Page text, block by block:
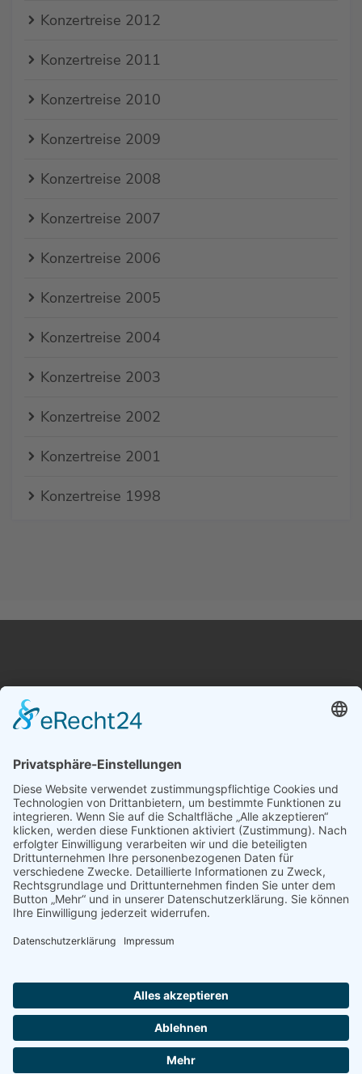
Konzertreise 2012
Konzertreise 2011
Konzertreise 2010
Konzertreise 2009
Konzertreise 2008
Konzertreise 2007
Konzertreise 2006
Konzertreise 2005
Konzertreise 2004
Konzertreise 2003
Konzertreise 2002
Konzertreise 2001
Konzertreise 1998
Chor der Modell- und Gesamtschule Obersberg
Musikalischer und organisatorischer Leiter
Ulrich Meiß
Am Obersberg 25
36251 Bad Hersfeld
Tel.: 06621 95940
Fax: 06621 9594115
© 2026 Chor der Modell- und Gesamtschule Obersberg
Datenschutz